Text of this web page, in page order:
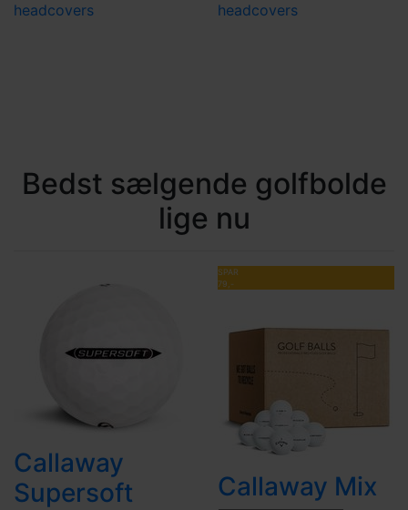
headcovers
headcovers
Bedst sælgende golfbolde
lige nu
Callaway
Supersoft
SPAR
79,-
Callaway Mix